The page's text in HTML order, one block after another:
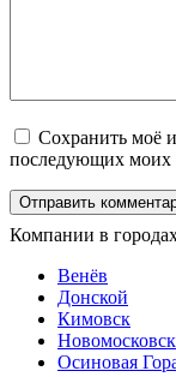
Сохранить моё
последующих моих
Компании в
Венёв
Донской
Кимовск
Новомосковск
Осиновая